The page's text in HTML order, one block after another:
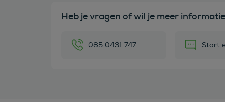
Heb je vragen of wil je meer
085 0431 747 Start